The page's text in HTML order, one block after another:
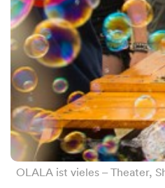
OLALA ist vieles – Theater,